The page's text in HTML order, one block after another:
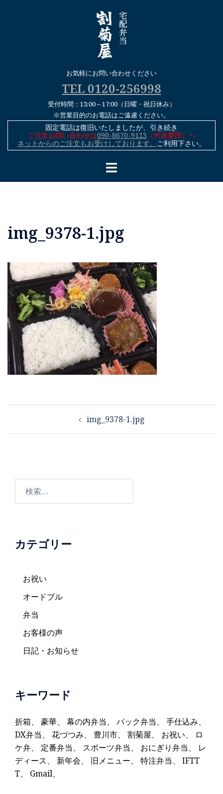
お気軽にお問い合わせください
TEL 0120-256998
受付時間：13:00～17:00（日曜・祝日休み）
※営業目的のお電話はご遠慮ください。
固定電話は復旧いたしましたが、引き続き
ご注文お問い合わせは090-8670-9123 （代表栗田）へ
ネットからのご注文もお受けしております。 ご利用下さい。
img_9378-1.jpg
投
ナ
ー
ョ
img_9378-1.jpg
カテゴリー
お祝い
オードブル
弁当
お客様の声
日記・お知らせ
キーワード
折箱、 豪華、 幕の内弁当、 パック弁当、 手仕込み、
DX弁当、 花づつみ、 豊川市、 割菊屋、 お祝い、
ロ
ケ弁、 定番弁当、 スポーツ弁当、 おにぎり弁当、 レ
ディース、 新年会、 旧メニュー、 特注弁当、 IFTT
T、 Gmail、